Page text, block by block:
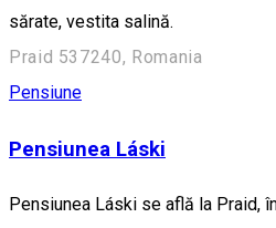
sărate, vestita salină.
Praid 537240, Romania
Pensiune
Pensiunea Láski
Pensiunea Láski se află la Praid,